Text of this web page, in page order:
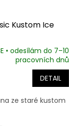
Kustom Ice
• odesílám do 7–10
pracovních dnů
DETAIL
ze staré kustom